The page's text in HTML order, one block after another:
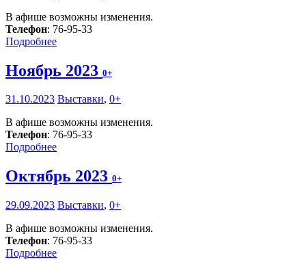
В афише возможны изменения.
Телефон: 76-95-33
Подробнее
Ноябрь 2023 0+
31.10.2023 Выставки, 0+
В афише возможны изменения.
Телефон: 76-95-33
Подробнее
Октябрь 2023 0+
29.09.2023 Выставки, 0+
В афише возможны изменения.
Телефон: 76-95-33
Подробнее